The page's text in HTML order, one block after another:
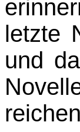
letzte
und